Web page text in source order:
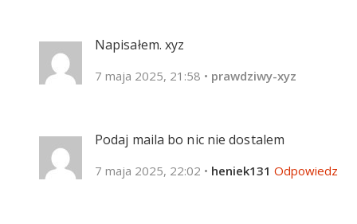
Napisałem. xyz
7 maja 2025, 21:58 • prawdziwy-xyz
Podaj maila bo nic nie dostalem
7 maja 2025, 22:02 • heniek131 Odpowiedz